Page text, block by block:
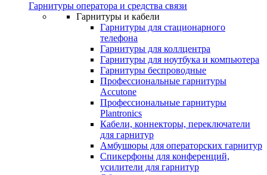
Гарнитуры оператора и средства связи
Гарнитуры и кабели
Гарнитуры для стационарного
телефона
Гарнитуры для коллцентра
Гарнитуры для ноутбука и компьютера
Гарнитуры беспроводные
Профессиональные гарнитуры
Accutone
Профессиональные гарнитуры
Plantronics
Кабели, коннекторы, переключатели
для гарнитур
Амбушюры для операторских гарнитур
Cпикерфоны для конференций,
усилители для гарнитур